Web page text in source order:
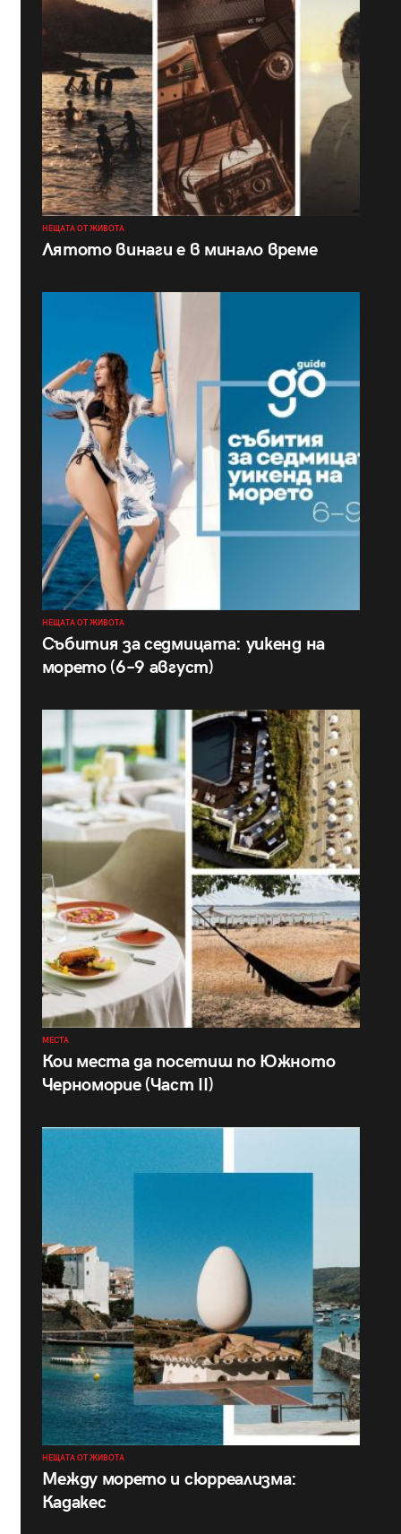
НЕЩАТА ОТ ЖИВОТА
Лятото винаги е в минало време
НЕЩАТА ОТ ЖИВОТА
Събития за седмицата: уикенд на
морето (6–9 август)
МЕСТА
Кои места да посетиш по Южното
Черноморие (Част II)
НЕЩАТА ОТ ЖИВОТА
Между морето и сюрреализма:
Кадакес